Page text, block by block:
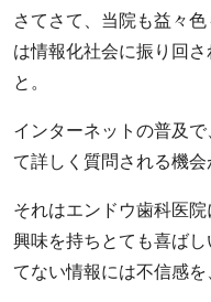
さてさて、当院も益々
は情報化社会に振り回
と。
インターネットの普及
て詳しく質問される機会
それはエンドウ歯科医
興味を持ちとても喜ば
てない情報には不信感を